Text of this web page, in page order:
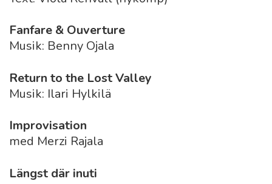
Fanfare & Ouverture
Musik: Benny Ojala
Return to the Lost Valley
Musik: Ilari Hylkilä
Improvisation
med Merzi Rajala
Längst där inuti